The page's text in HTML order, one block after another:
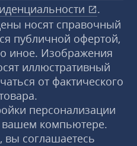
.
носят справочный
публичной офертой,
иное. Изображения
иллюстративный
от фактического
персонализации
вашем компьютере.
вы соглашаетесь